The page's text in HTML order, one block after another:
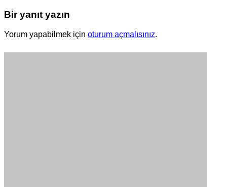
Bir yanıt yazın
Yorum yapabilmek için oturum açmalısınız.